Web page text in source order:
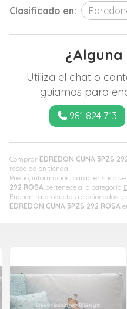
Comprar EDREDON CUNA 3PZS
recogida en tienda.
Precio, información, características
292 ROSA pertenece a la categoría
Encuentra productos relacionados
EDREDON CUNA 3PZS 292 ROSA
Clasificado en:
Utiliza el chat o
guiamos para
981 824 713